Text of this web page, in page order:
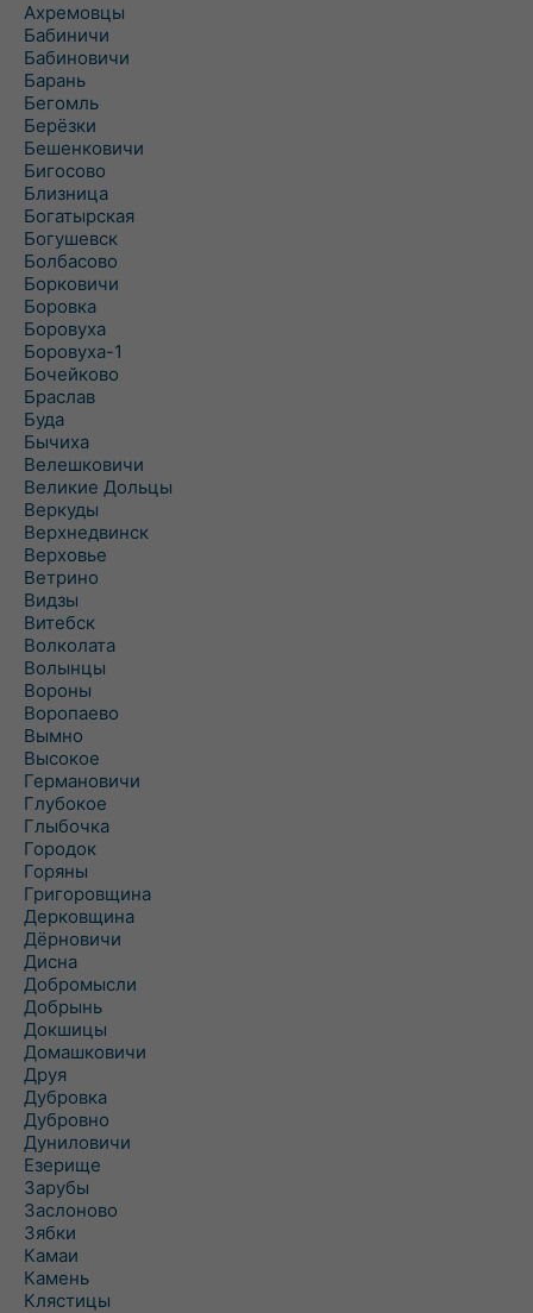
Ахремовцы
Бабиничи
Бабиновичи
Барань
Бегомль
Берёзки
Бешенковичи
Бигосово
Близница
Богатырская
Богушевск
Болбасово
Борковичи
Боровка
Боровуха
Боровуха-1
Бочейково
Браслав
Буда
Бычиха
Велешковичи
Великие Дольцы
Веркуды
Верхнедвинск
Верховье
Ветрино
Видзы
Витебск
Волколата
Волынцы
Вороны
Воропаево
Вымно
Высокое
Германовичи
Глубокое
Глыбочка
Городок
Горяны
Григоровщина
Дерковщина
Дёрновичи
Дисна
Добромысли
Добрынь
Докшицы
Домашковичи
Друя
Дубровка
Дубровно
Дуниловичи
Езерище
Зарубы
Заслоново
Зябки
Камаи
Камень
Клястицы